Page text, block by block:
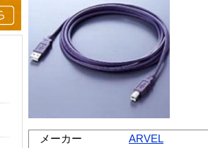
メーカー
ARVEL